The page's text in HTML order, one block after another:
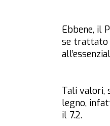
Ebbene, il
se trattato
Tali valori,
legno,
il 7.2.